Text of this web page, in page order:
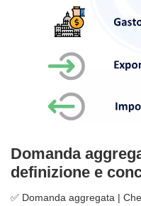
Domanda
definizione e
✅ Domanda aggregata |